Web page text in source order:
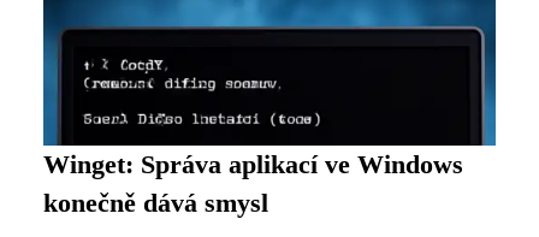
Winget: Správa aplikací ve Windows
konečně dává smysl